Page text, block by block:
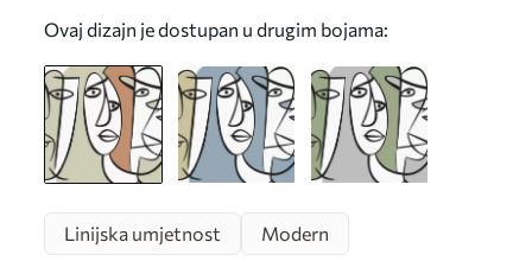
Ovaj dizajn je dostupan u drugim bojama:
Linijska umjetnost Modern